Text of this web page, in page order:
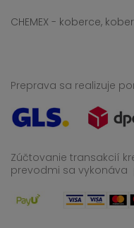
CHEMEX - koberce,
Preprava sa realizuje
Zúčtovanie transakcií
prevodmi sa vykonáva